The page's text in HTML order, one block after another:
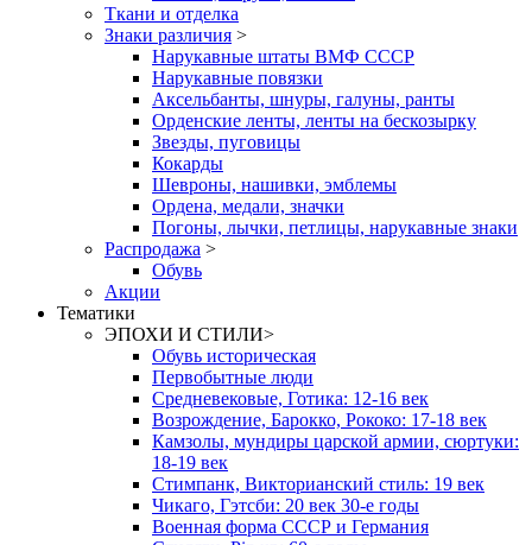
Ткани и отделка
Знаки различия >
Нарукавные штаты ВМФ СССР
Нарукавные повязки
Аксельбанты, шнуры, галуны, ранты
Орденские ленты, ленты на бескозырку
Звезды, пуговицы
Кокарды
Шевроны, нашивки, эмблемы
Ордена, медали, значки
Погоны, лычки, петлицы, нарукавные знаки
Распродажа >
Обувь
Акции
Тематики
ЭПОХИ И СТИЛИ>
Обувь историческая
Первобытные люди
Средневековые, Готика: 12-16 век
Возрождение, Барокко, Рококо: 17-18 век
Камзолы, мундиры царской армии, сюртуки:
18-19 век
Стимпанк, Викторианский стиль: 19 век
Чикаго, Гэтсби: 20 век 30-е годы
Военная форма СССР и Германия